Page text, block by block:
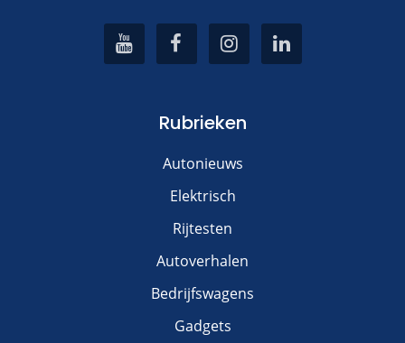
Rubrieken
Autonieuws
Elektrisch
Rijtesten
Autoverhalen
Bedrijfswagens
Gadgets